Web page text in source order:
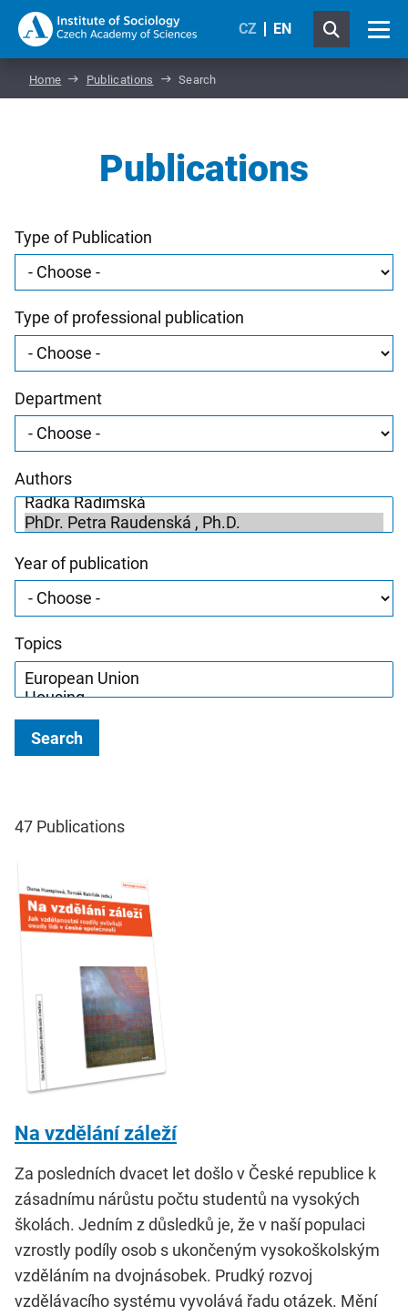
CZ EN
Home Publications Search
Publications
Type of Publication
Type of professional publication
Department
Authors
Year of publication
Topics
Search
47 Publications
Na vzdělání záleží
Za posledních dvacet let došlo v České republice k
zásadnímu nárůstu počtu studentů na vysokých
školách. Jedním z důsledků je, že v naší populaci
vzrostly podíly osob s ukončeným vysokoškolským
vzděláním na dvojnásobek. Prudký rozvoj
vzdělávacího systému vyvolává řadu otázek. Mění